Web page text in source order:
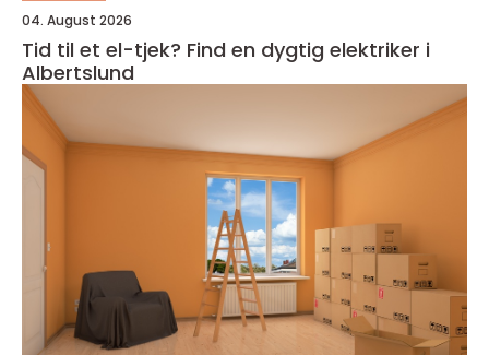
04. August 2026
Tid til et el-tjek? Find en dygtig elektriker i
Albertslund